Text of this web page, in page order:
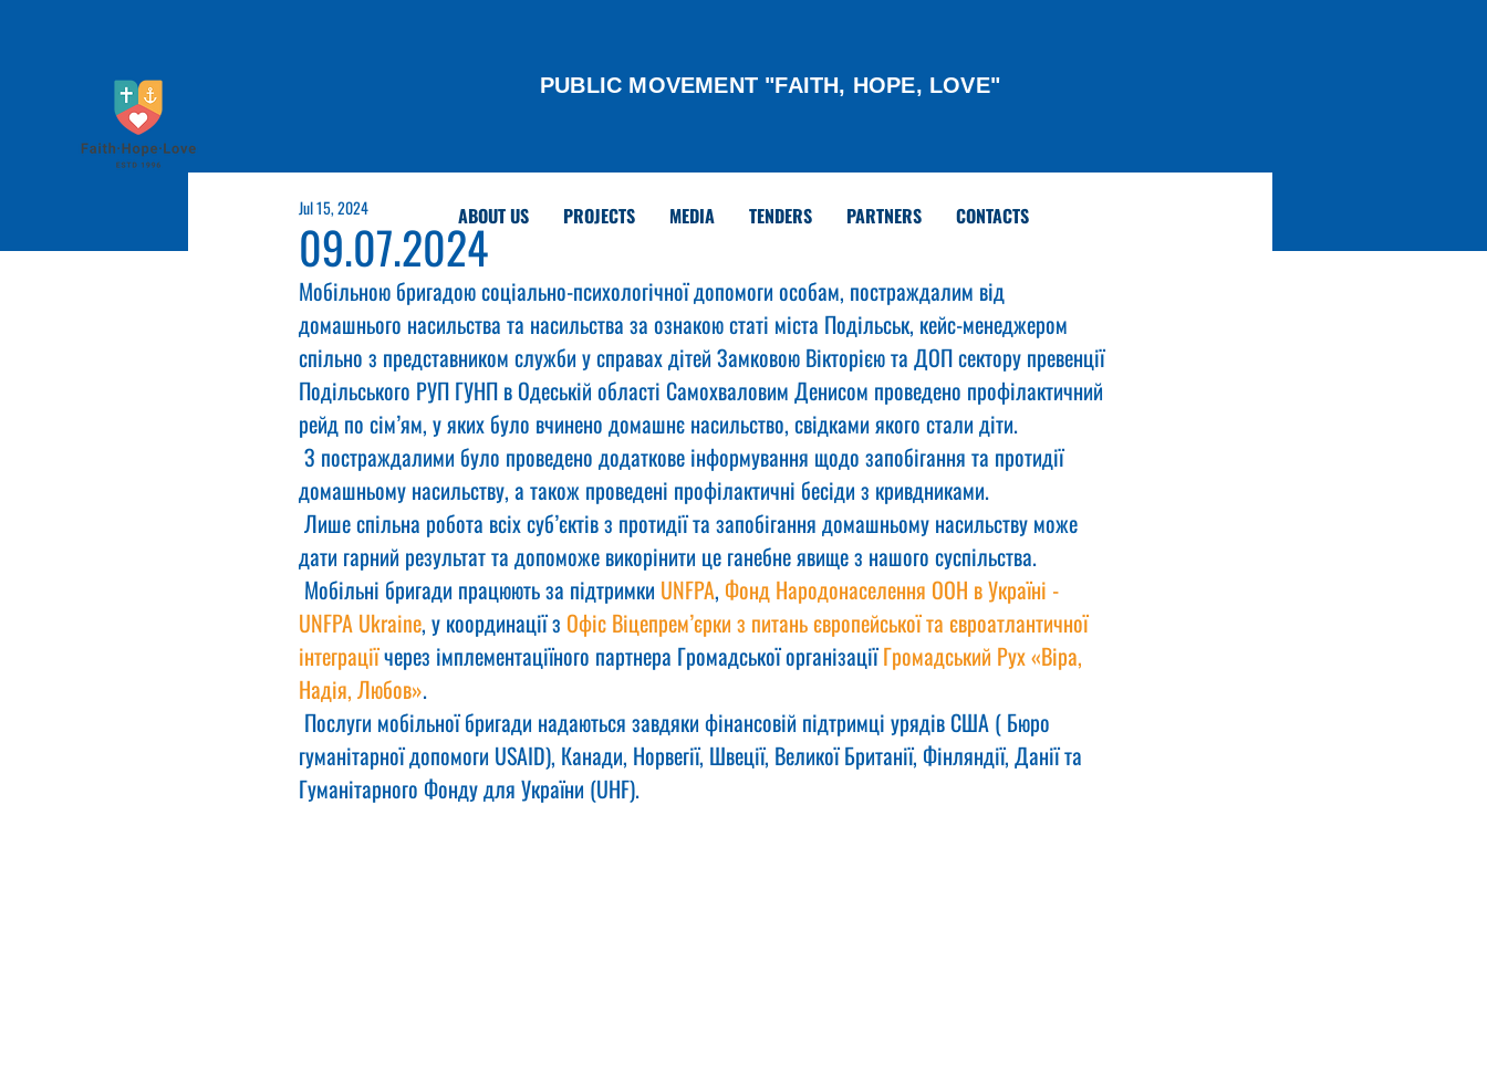
PUBLIC MOVEMENT "FAITH, HOPE, LOVE"
ABOUT US PROJECTS MEDIA TENDERS PARTNERS CONTACTS
09.07.2024
Jul 15, 2024
Мобільною бригадою соціально-психологічної допомоги особам, постраждалим від
домашнього насильства та насильства за ознакою статі міста Подільськ, кейс-менеджером
спільно з представником служби у справах дітей Замковою Вікторією та ДОП сектору превенції
Подільського РУП ГУНП в Одеській області Самохваловим Денисом проведено профілактичний
рейд по сім’ям, у яких було вчинено домашнє насильство, свідками якого стали діти.
З постраждалими було проведено додаткове інформування щодо запобігання та протидії
домашньому насильству, а також проведені профілактичні бесіди з кривдниками.
Лише спільна робота всіх суб’єктів з протидії та запобігання домашньому насильству може
дати гарний результат та допоможе викорінити це ганебне явище з нашого суспільства.
Мобільні бригади працюють за підтримки UNFPA, Фонд Народонаселення ООН в Україні -
UNFPA Ukraine, у координації з Офіс Віцепрем’єрки з питань європейської та євроатлантичної
інтеграції через імплементаціїного партнера Громадської організації Громадський Рух «Віра,
Надія, Любов».
Послуги мобільної бригади надаються завдяки фінансовій підтримці урядів США ( Бюро
гуманітарної допомоги USAID), Канади, Норвегії, Швеції, Великої Британії, Фінляндії, Данії та
Гуманітарного Фонду для України (UHF).